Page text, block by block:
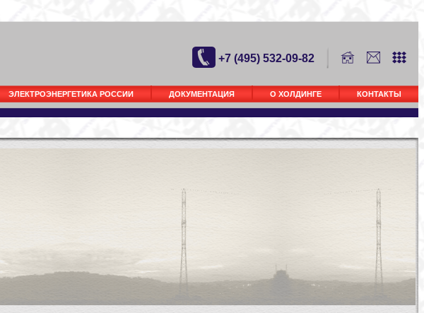
+7 (495) 532-09-82
ЭЛЕКТРОЭНЕРГЕТИКА РОССИИ ДОКУМЕНТАЦИЯ О ХОЛДИНГЕ КОНТАКТЫ